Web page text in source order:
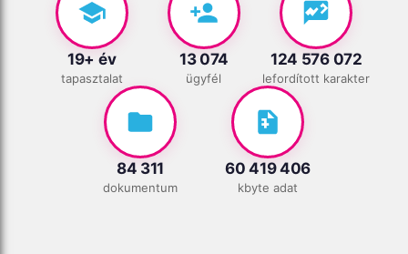
19+ év
tapasztalat
13 074
ügyfél
124 576 072
lefordított karakter
84 311
dokumentum
60 419 406
kbyte adat